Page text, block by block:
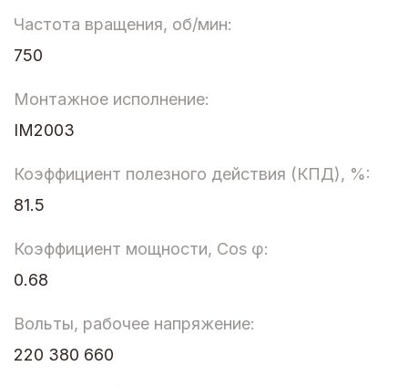
Частота вращения, об/мин:
750
Монтажное исполнение:
IM2003
Коэффициент полезного действия (КПД), %:
81.5
Коэффициент мощности, Cos φ:
0.68
Вольты, рабочее напряжение:
220 380 660